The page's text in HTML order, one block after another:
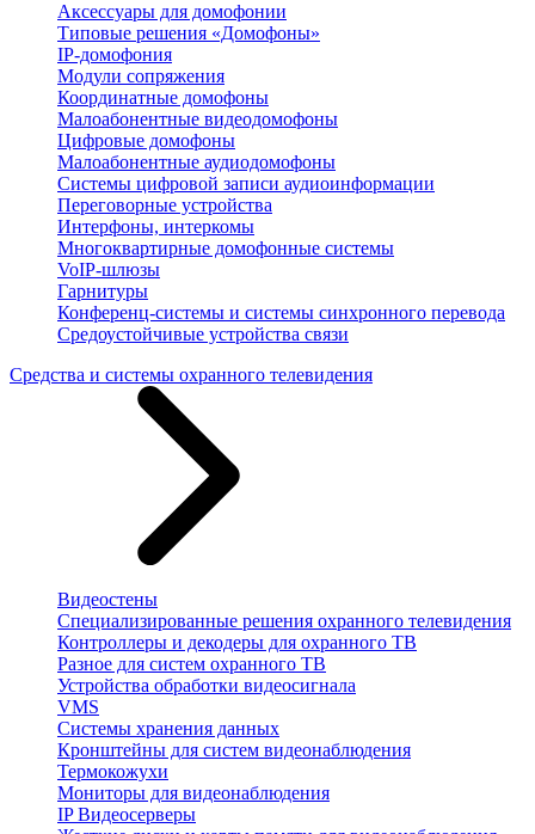
Аксессуары для домофонии
Типовые решения «Домофоны»
IP-домофония
Модули сопряжения
Координатные домофоны
Малоабонентные видеодомофоны
Цифровые домофоны
Малоабонентные аудиодомофоны
Системы цифровой записи аудиоинформации
Переговорные устройства
Интерфоны, интеркомы
Многоквартирные домофонные системы
VoIP-шлюзы
Гарнитуры
Конференц-системы и системы синхронного перевода
Средоустойчивые устройства связи
Средства и системы охранного телевидения
Видеостены
Специализированные решения охранного телевидения
Контроллеры и декодеры для охранного ТВ
Разное для систем охранного ТВ
Устройства обработки видеосигнала
VMS
Системы хранения данных
Кронштейны для систем видеонаблюдения
Термокожухи
Мониторы для видеонаблюдения
IP Видеосерверы